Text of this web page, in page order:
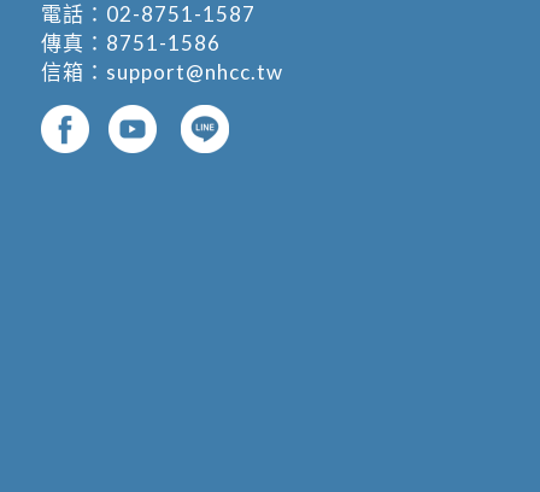
電話： 02-8751-1587
傳真：8751-1586
信箱： support@nhcc.tw